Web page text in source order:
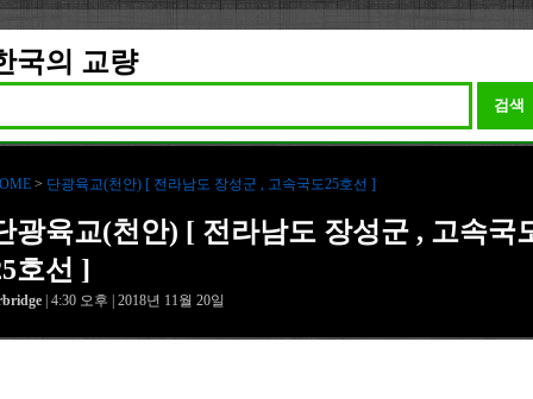
국의 교량
검색
> 단광육교(천안) [ 전라남도 장성군 , 고속국도25호선 ]
광육교(천안) [ 전라남도 장성군 , 고속국
호선 ]
| 4:30 오후 | 2018년 11월 20일